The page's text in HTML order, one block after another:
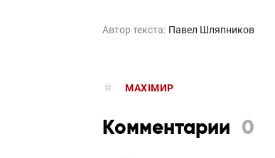
Автор текста: Павел Шляпников
MAXIMИР
Комментарии 0